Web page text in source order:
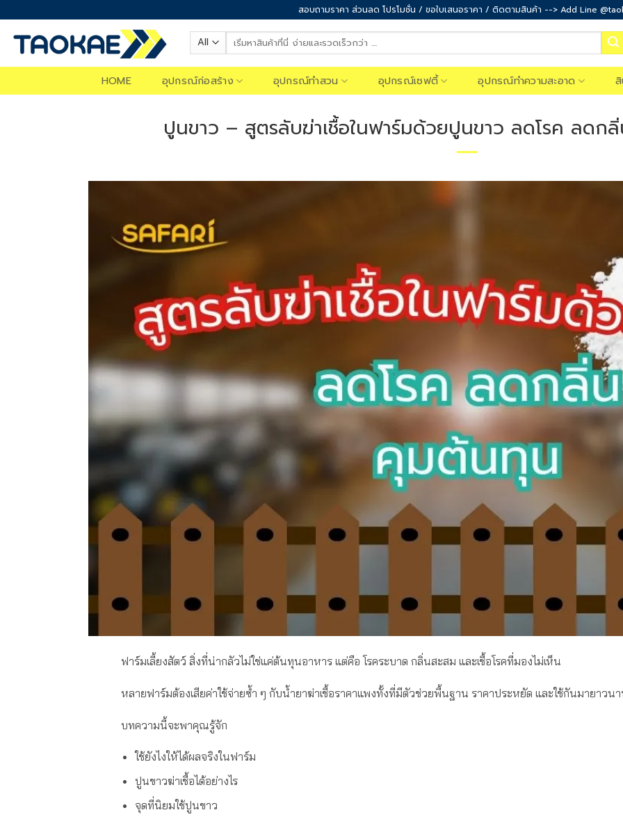
content
สอบถามราคา ส่วนลด โปรโมชั่น / ขอใบเสนอราคา / ติดตามสินค้า --> Add Line
Search
for:
HOME อุปกรณ์ก่อสร้าง อุปกรณ์ทำสวน อุปกรณ์เซฟตี้ อุปกรณ์ทำความสะอาด
ปูนขาว – สูตรลับฆ่าเชื้อในฟาร์มด้วยปูนขาว ลดโรค ลด
ฟาร์มเลี้ยงสัตว์ สิ่งที่น่ากลัวไม่ใช่แค่ต้นทุนอาหาร แต่คือ โรคระบาด กลิ่นสะสม และเชื้อโรคที่มองไม่เห็น
หลายฟาร์มต้องเสียค่าใช้จ่ายซ้ำ ๆ กับน้ำยาฆ่าเชื้อราคาแพงทั้งที่มีตัวช่วยพื้นฐาน ราคาประหยัด และใช้กันมายาวน
บทความนี้จะพาคุณรู้จัก
ใช้ยังไงให้ได้ผลจริงในฟาร์ม
ปูนขาวฆ่าเชื้อได้อย่างไร
จุดที่นิยมใช้ปูนขาว